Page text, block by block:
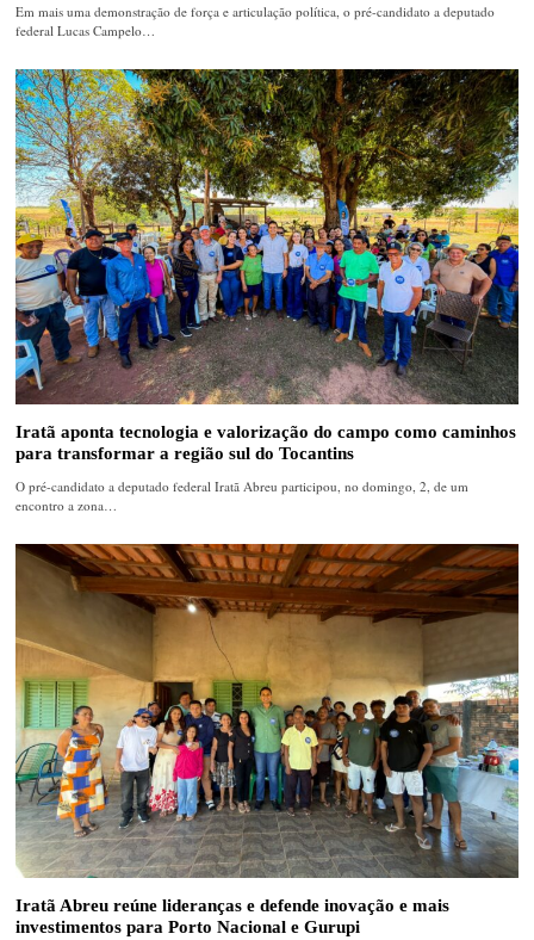
Em mais uma demonstração de força e articulação política, o pré-candidato a deputado
federal Lucas Campelo…
Iratã aponta tecnologia e valorização do campo como caminhos
para transformar a região sul do Tocantins
O pré-candidato a deputado federal Iratã Abreu participou, no domingo, 2, de um
encontro a zona…
Iratã Abreu reúne lideranças e defende inovação e mais
investimentos para Porto Nacional e Gurupi